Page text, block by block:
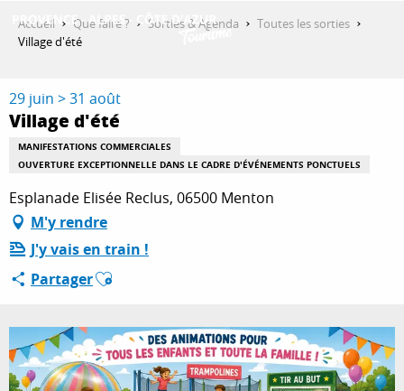
contenu
QUE FAIRE ?
SÉJOURNER
ESPACE PRO
Accueil Que faire ? Sorties & Agenda
Toutes les sorties
Village d'été
29 juin > 31 août
Village d'été
MANIFESTATIONS COMMERCIALES
OUVERTURE EXCEPTIONNELLE DANS LE CADRE D'ÉVÉNEMENTS PONCTUELS
Esplanade Elisée Reclus, 06500 Menton
M'y rendre
J'y vais en train !
PartagerAjouter aux favoris